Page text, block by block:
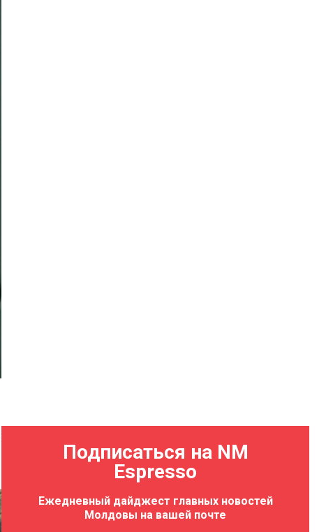
Подписаться на NM
Espresso
Ежедневный дайджест главных новостей
Молдовы на вашей почте